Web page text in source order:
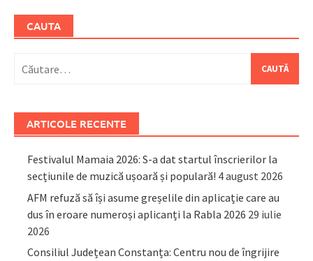
CAUTA
după:
ARTICOLE RECENTE
Festivalul Mamaia 2026: S-a dat startul înscrierilor la
secțiunile de muzică ușoară și populară! 4 august 2026
AFM refuză să își asume greșelile din aplicație care au
dus în eroare numeroși aplicanți la Rabla 2026 29 iulie
2026
Consiliul Județean Constanța: Centru nou de îngrijire